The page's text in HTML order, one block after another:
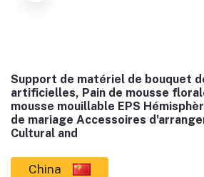
Support de matériel de bouquet
artificielles, Pain de mousse
mousse mouillable EPS
de mariage Accessoires
Cultural and
China